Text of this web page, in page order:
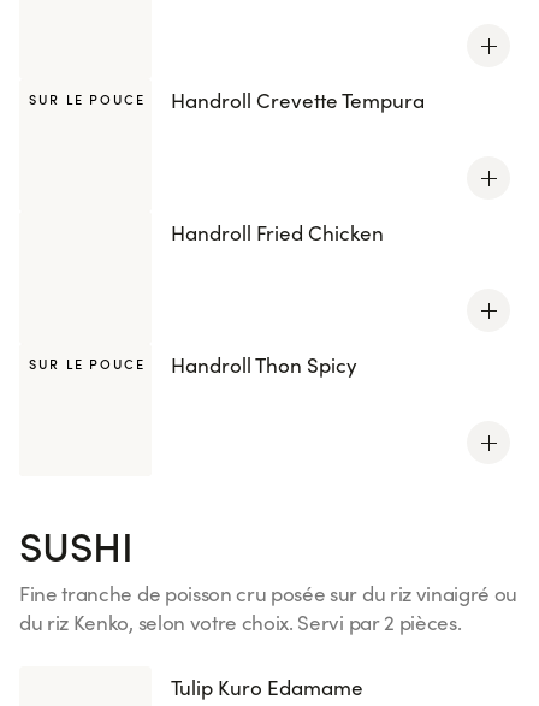
SUR LE POUCE Handroll Crevette Tempura
Handroll Fried Chicken
SUR LE POUCE Handroll Thon Spicy
SUSHI
Fine tranche de poisson cru posée sur du riz vinaigré ou
du riz Kenko, selon votre choix. Servi par 2 pièces.
Tulip Kuro Edamame